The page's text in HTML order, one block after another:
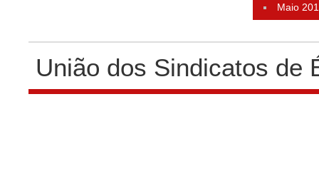
Maio
União dos Sindicatos de